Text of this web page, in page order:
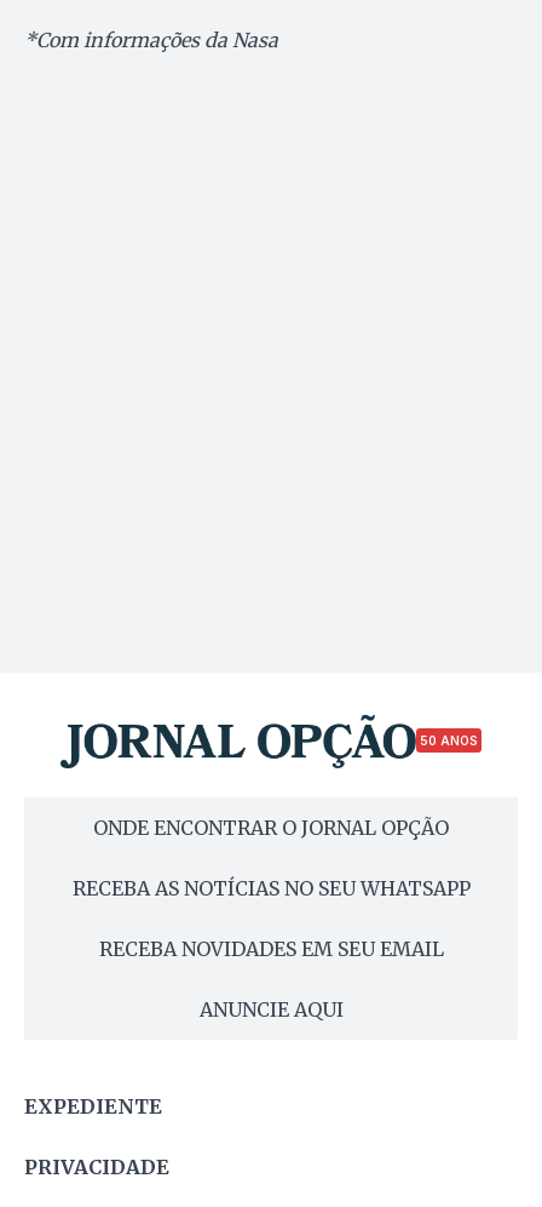
*Com informações da Nasa
50 ANOS
ONDE ENCONTRAR O JORNAL OPÇÃO
RECEBA AS NOTÍCIAS NO SEU WHATSAPP
RECEBA NOVIDADES EM SEU EMAIL
ANUNCIE AQUI
EXPEDIENTE
PRIVACIDADE